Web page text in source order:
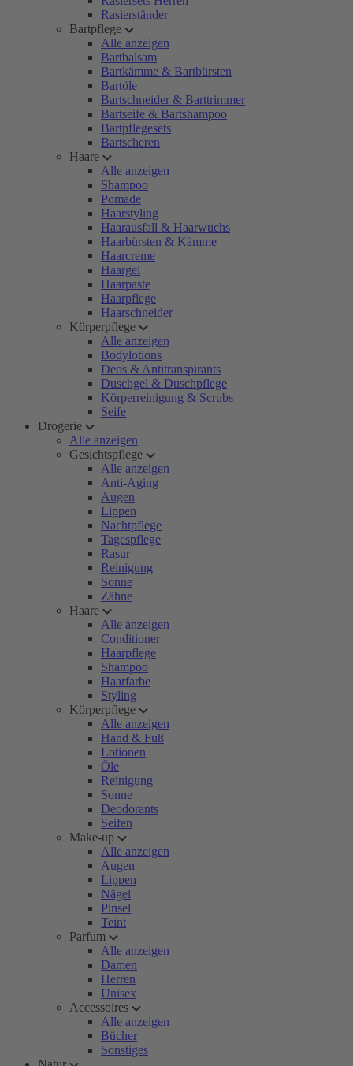
Rasierständer
Bartpflege
Alle anzeigen
Bartbalsam
Bartkämme & Bartbürsten
Bartöle
Bartschneider & Barttrimmer
Bartseife & Bartshampoo
Bartpflegesets
Bartscheren
Haare
Alle anzeigen
Shampoo
Pomade
Haarstyling
Haarausfall & Haarwuchs
Haarbürsten & Kämme
Haarcreme
Haargel
Haarpaste
Haarpflege
Haarschneider
Körperpflege
Alle anzeigen
Bodylotions
Deos & Antitranspirants
Duschgel & Duschpflege
Körperreinigung & Scrubs
Seife
Drogerie
Alle anzeigen
Gesichtspflege
Alle anzeigen
Anti-Aging
Augen
Lippen
Nachtpflege
Tagespflege
Rasur
Reinigung
Sonne
Zähne
Haare
Alle anzeigen
Conditioner
Haarpflege
Shampoo
Haarfarbe
Styling
Körperpflege
Alle anzeigen
Hand & Fuß
Lotionen
Öle
Reinigung
Sonne
Deodorants
Seifen
Make-up
Alle anzeigen
Augen
Lippen
Nägel
Pinsel
Teint
Parfum
Alle anzeigen
Damen
Herren
Unisex
Accessoires
Alle anzeigen
Bücher
Sonstiges